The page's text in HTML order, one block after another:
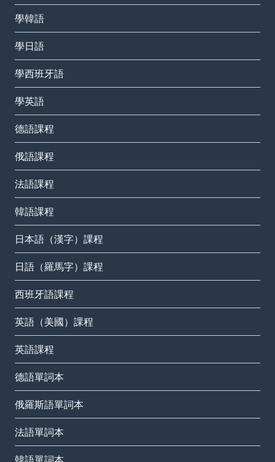
學韓語
學日語
學西班牙語
學英語
德語課程
俄語課程
法語課程
韓語課程
日本語（漢字）課程
日語（羅馬字）課程
西班牙語課程
英語（美國）課程
英語課程
德語單詞本
俄羅斯語單詞本
法語單詞本